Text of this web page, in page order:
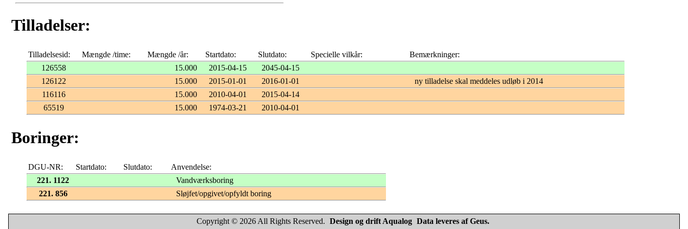
Tilladelser:
Tilladelsesid: Mængde /time: Mængde /år: Startdato: Slutdato: Specielle vilkår:
Bemærkninger:
126558
15.000 2015-04-15
2045-04-15
126122
15.000 2015-01-01 2016-01-01
ny tilladelse skal meddeles udløb i 2014
116116
15.000 2010-04-01
2015-04-14
65519
15.000 1974-03-21 2010-04-01
Boringer:
DGU-NR: Startdato: Slutdato:
Anvendelse:
221. 1122
Vandværksboring
221. 856
Sløjfet/opgivet/opfyldt boring
Copyright © 2026 All Rights Reserved. Design og drift Aqualog Data leveres af Geus.